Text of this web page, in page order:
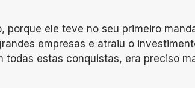
ele teve no seu primeiro
empresas e atraiu o
estas conquistas, era preciso